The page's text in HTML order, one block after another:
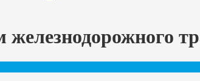
железнодорожного